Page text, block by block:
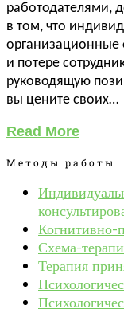
работодателями,
в том, что
и потере
руководящую
вы цените своих…
Read More
Методы работы
Когнитивно-
Схема-
Терапия